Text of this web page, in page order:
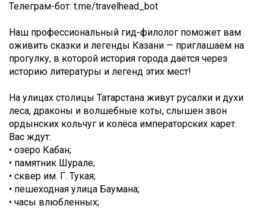
Телеграм-бот: t.me/travelhead_bot
Наш профессиональный гид-филолог поможет вам
оживить сказки и легенды Казани — приглашаем на
прогулку, в которой история города даётся через
историю литературы и легенд этих мест!
На улицах столицы Татарстана живут русалки и духи
леса, драконы и волшебные коты, слышен звон
ордынских кольчуг и колёса императорских карет.
Вас ждут:
• озеро Кабан;
• памятник Шурале;
• сквер им. Г. Тукая;
• пешеходная улица Баумана;
• часы влюбленных;